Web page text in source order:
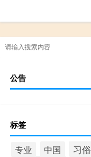
公告
标签
专业 中国 习俗